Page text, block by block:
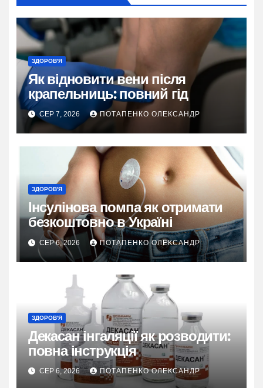
ЗДОРОВ'Я
Як відновити вени після
крапельниць: повний гід
СЕР 7, 2026 ПОТАПЕНКО ОЛЕКСАНДР
ЗДОРОВ'Я
Інсулінова помпа як отримати
безкоштовно в Україні
СЕР 6, 2026 ПОТАПЕНКО ОЛЕКСАНДР
ЗДОРОВ'Я
Декасан інгаляції як розводити:
повна інструкція
СЕР 6, 2026 ПОТАПЕНКО ОЛЕКСАНДР